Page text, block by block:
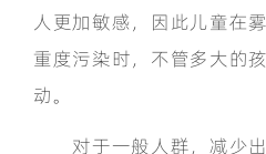
人更加敏感，因此儿童在
重度污染时，不管多大的
动。
对于一般人群，减少出